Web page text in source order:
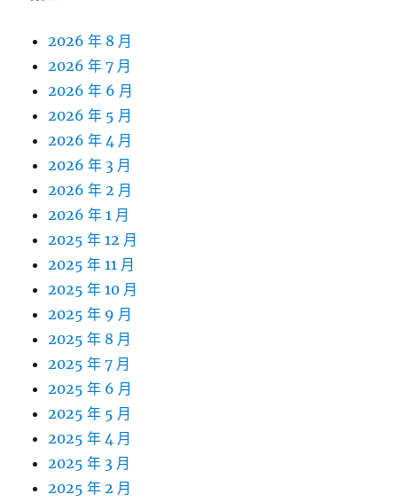
2026 年 8 月
2026 年 7 月
2026 年 6 月
2026 年 5 月
2026 年 4 月
2026 年 3 月
2026 年 2 月
2026 年 1 月
2025 年 12 月
2025 年 11 月
2025 年 10 月
2025 年 9 月
2025 年 8 月
2025 年 7 月
2025 年 6 月
2025 年 5 月
2025 年 4 月
2025 年 3 月
2025 年 2 月